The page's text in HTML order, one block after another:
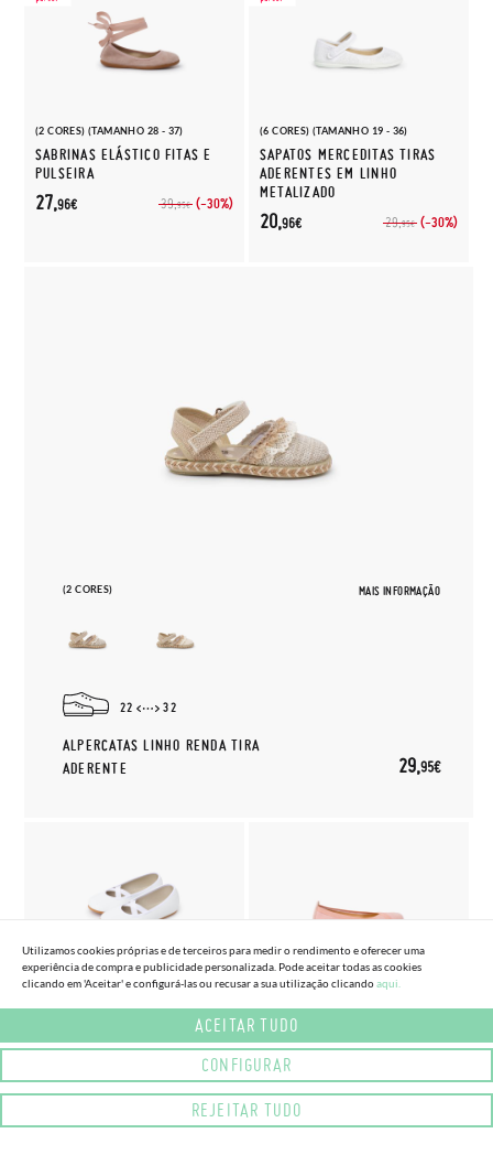
(2 CORES) (TAMANHO 28 - 37)
SABRINAS ELÁSTICO FITAS E
PULSEIRA
39,95€ (-30%)
27,96€
(6 CORES) (TAMANHO 19 - 36)
SAPATOS MERCEDITAS TIRAS
ADERENTES EM LINHO
METALIZADO
29,95€ (-30%)
20,96€
(2 CORES) MAIS INFORMAÇÃO
22 32
ALPERCATAS LINHO RENDA TIRA
ADERENTE
29,95€
SABRINAS BALLET BAREFOOT
SABRINAS PESPONTOS
ELÁSTICO CRUZADO
26,36€
Utilizamos cookies próprias e de terceiros para medir o rendimento e oferecer uma
experiência de compra e publicidade personalizada. Pode aceitar todas as cookies
clicando em 'Aceitar' e configurá-las ou recusar a sua utilização clicandoaqui.
ACEITAR TUDO
CONFIGURAR
REJEITAR TUDO